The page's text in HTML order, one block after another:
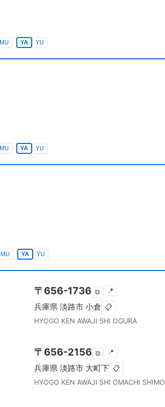
MU YA YU
MU YA YU
MU YA YU
〒 656-1736 ⧉ 📍
兵庫県 淡路市 小倉 📋
HYOGO KEN AWAJI SHI OGURA
〒 656-2156 ⧉ 📍
兵庫県 淡路市 大町下 📋
HYOGO KEN AWAJI SHI OMACHI SHIMO